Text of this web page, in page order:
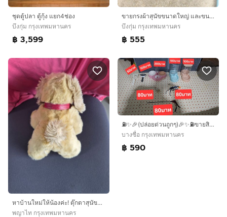
ชุดตู้ปลา ตู้กุ้ง แยก4ช่อง
บึงกุ่ม กรุงเทพมหานคร
฿ 3,599
ขายกรงผ้าสุนัขขนาดใหญ่ และขนาดกลาง
บึงกุ่ม กรุงเทพมหานคร
฿ 555
หาบ้านใหม่ให้น้องค่ะ! ตุ๊กตาสุนัขขนปุยสีน้ำตาล หน้าตาบ๊องแบ๊ว น่ารักน่าเอ็นดู สภาพดีสะอาดสะอ้าน เอาไว้กอดฟินๆ หรือตั้งโชว์ก็เหมาะค่ะ 🐾💖
พญาไท กรุงเทพมหานคร
⛽️✨️🎉(ปล่อยด่วนถูกๆ)🎉✨️⛽️ขายสินค้ามือ2 ราคาเริ่มต้น100บาทขายตามสภาพ💯💸
บางซื่อ กรุงเทพมหานคร
฿ 590